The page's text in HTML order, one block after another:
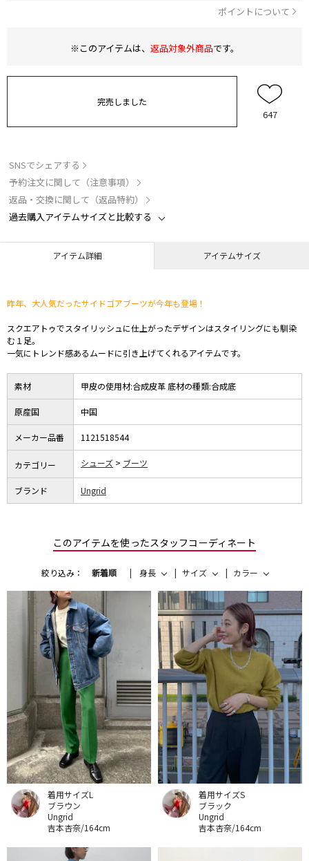
ポイントについて
※このアイテムは、 返品対象外商品です。
完売しました
647
SNSでシェアする
予約注文に関して（注意事項）
返品・交換に関して（返品特約）
過去購入アイテムサイズと比較する
アイテム詳細 アイテムサイズ
昨年、大人気だったサイドゴアブーツが今年も登場！
スクエアトゥでスタイリッシュに仕上がったデザインはスタイリングにも馴染
む１足。
一気にトレンド感あるムードに引き上げてくれるアイテムです。
素材 甲皮の使用材:合成皮革 底材の種類:合成底
原産国 中国
メーカー品番 1121518544
カテゴリー シューズ ブーツ
ブランド Ungrid
このアイテムを使ったスタッフコーディネート
絞り込み： 新着順 身長 サイズ カラー
着用サイズL
ブラウン
Ungrid
吉本杏奈/164cm
着用サイズS
ブラック
Ungrid
吉本杏奈/164cm